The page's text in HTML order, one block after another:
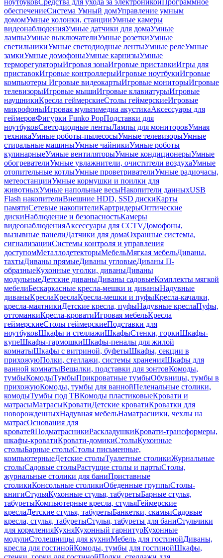
ноутбуковСредства для ухода за электроникойПрограммное
обеспечениеСистема Умный домУправление умным
домомУмные колонки, станцииУмные камеры
видеонаблюденияУмные датчики для домаУмные
лампыУмные выключателиУмные розеткиУмные
светильникиУмные светодиодные лентыУмные релеУмные
замкиУмные домофоныУмные карнизыУмные
терморегуляторыИгровая зонаИгровые приставкиИгры для
приставокИгровые контроллерыИгровые ноутбукиИгровые
компьютеры Игровые видеокартыИгровые мониторыИгровые
телевизорыИгровые мышиИгровые клавиатурыИгровые
наушникиКресла геймерскиеСтолы геймерскиеИгровые
микрофоныИгровая мультимедиа акустикаАксессуары для
геймеровФигурки Funko PopПодставки для
ноутбуковСветодиодные лентыЛампы для мониторовУмная
техникаУмные роботы-пылесосыУмные телевизорыУмные
стиральные машиныУмные чайникиУмные роботы
кулинарныеУмные вентиляторыУмные кондиционерыУмные
обогревателиУмные увлажнители, очистители воздухаУмные
отопительные котлыУмные проветривателиУмные радиочасы,
метеостанцииУмные кормушки и поилки для
животныхУмные напольные весыНакопители данныхUSB
Flash накопителиВнешние HDD, SSD дискиКарты
памятиСетевые накопителиКартридерыОптические
дискиНаблюдение и безопасностьКамеры
видеонаблюденияАксессуары для CCTVДомофоны,
вызывные панелиДатчики для домаОхранные системы,
сигнализацииСистемы контроля и управления
доступомМеталлодетекторыМебельМягкая мебельДиваны,
тахтыДиваны прямыеДиваны угловыеДиваны П-
образныеКухонные уголки, диваныДиваны
модульныеДетские диваныДиваны садовыеКомплекты мягкой
мебелиБескаркасные кресла-мешки и диваныНадувные
диваныКреслаКреслаКресла-мешки и пуфыКресла-качалки,
кресла-маятникиДетские кресла, пуфыНадувные креслаПуфы,
оттоманкиКресла-кроватиИгровая мебельКресла
геймерскиеСтолы геймерскиеПодставки для
ноутбуковШкафы и стеллажиШкафыСтенки, горкиШкафы-
купеШкафы-гармошкиШкафы-пеналы для жилой
комнатыШкафы с витриной, буфетыШкафы, секции в
прихожуюПолки, стеллажи, системы храненияШкафы для
ванной комнатыВешалки, подставки для зонтовКомоды,
тумбыКомодыТумбыПрикроватные тумбыОбувницы, тумбы в
прихожуюКомоды, тумбы для ваннойПеленальные столики,
комодыТумбы под ТВКомоды пластиковыеКровати и
матрасыМатрасыКроватиДетские кроватиКроватки для
новорожденныхНадувная мебельНаматрасники, чехлы на
матрасОснования для
кроватейПодматрасникиРаскладушкиКровати-трансформеры,
шкафы-кроватиКровати-домикиСтолыКухонные
столыБарные столыСтолы письменные,
компьютерныеДетские столыТуалетные столикиЖурнальные
столыСадовые столыРастущие столы и партыСтолы,
журнальные столики для баниПриставные
столикиКонсольные столикиОбеденные группыСтолы-
книгиСтульяКухонные стулья, табуретыБарные стулья,
табуретыКомпьютерные кресла, стульяГеймерские
креслаДетские стулья, табуретыБанкетки, скамьиСадовые
кресла, стулья, табуретыСтулья, табуреты для баниСтульчики
для кормленияКухняКухонный гарнитурКухонные
модулиСтолешницы для кухниМебель для гостинойДиваны,
кресла для гостинойКомоды, тумбы для гостинойШкафы,